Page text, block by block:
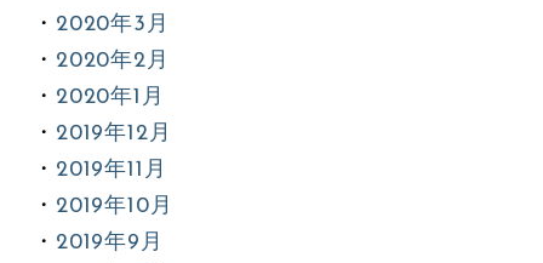
2020年3月
2020年2月
2020年1月
2019年12月
2019年11月
2019年10月
2019年9月